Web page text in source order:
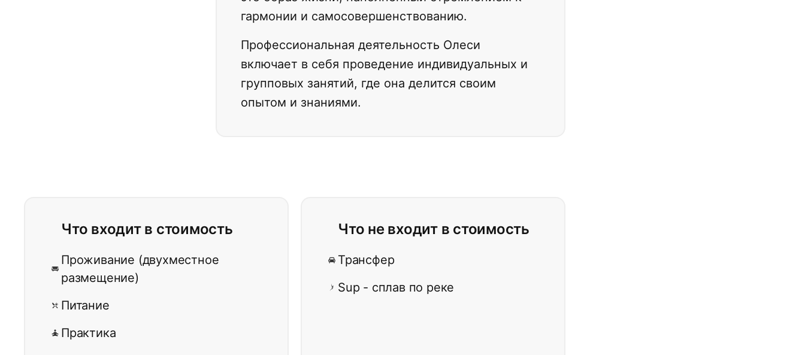
гармонии и самосовершенствованию.
Профессиональная деятельность Олеси
включает в себя проведение индивидуальных и
групповых занятий, где она делится своим
опытом и знаниями.
Что входит в стоимость
Проживание (двухместное
размещение)
Питание
Практика
Что не входит в стоимость
Трансфер
Sup - сплав по реке